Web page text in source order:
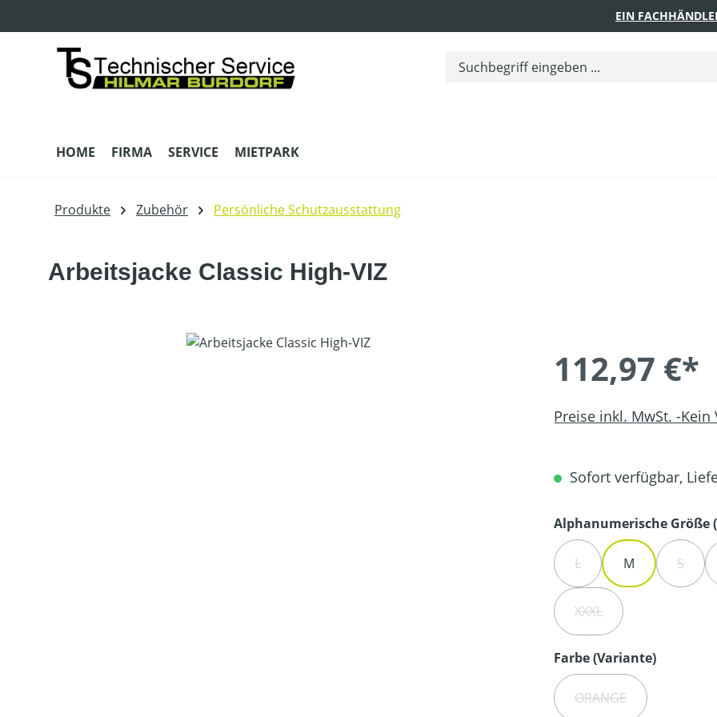
EIN
HOME FIRMA SERVICE MIETPARK
Produkte Zubehör Persönliche Schutzausstattung
Arbeitsjacke Classic High-VIZ
Bildergalerie überspringen
112,97 €*
Preise inkl. MwSt. -Kein
Sofort verfügbar,
Alphanumerische Größe
L(DIESE OPTION IST
M S(DIESE
XXXL(DIESE OPTION IST
Farbe (Variante)
ORANGE(DIESE OPTION IST